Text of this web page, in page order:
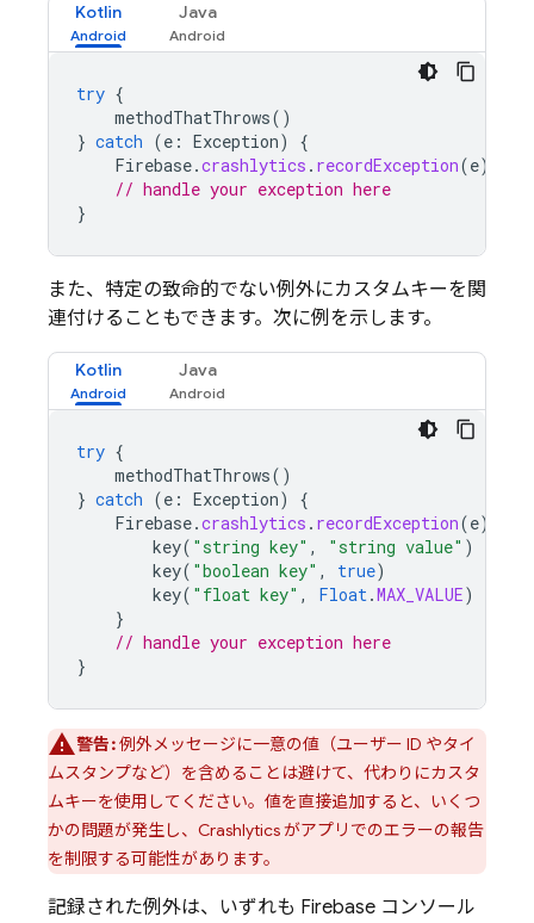
Kotlin Java
try {
methodThatThrows()
} catch (e : Exception)
{
Firebase.crashlytics . recordException(e)
// handle your exception here
}
また、特定の致命的でない例外にカスタムキーを関
連付けることもできます。次に例を示します。
Kotlin Java
try {
methodThatThrows()
} catch (e : Exception)
{
Firebase.crashlytics . recordException(e)
key( "string key" , "string value" )
key( "boolean key" , true)
key( "float key" , Float.MAX_VALUE)
}
// handle your exception here
}
警告:例外メッセージに一意の値（ユーザー ID やタイ
ムスタンプなど）を含めることは避けて、代わりにカスタ
ムキーを使用してください。値を直接追加すると、いくつ
かの問題が発生し、 Crashlyticsがアプリでのエラーの報告
を制限する可能性があります。
記録された例外は、いずれも Firebase コンソール